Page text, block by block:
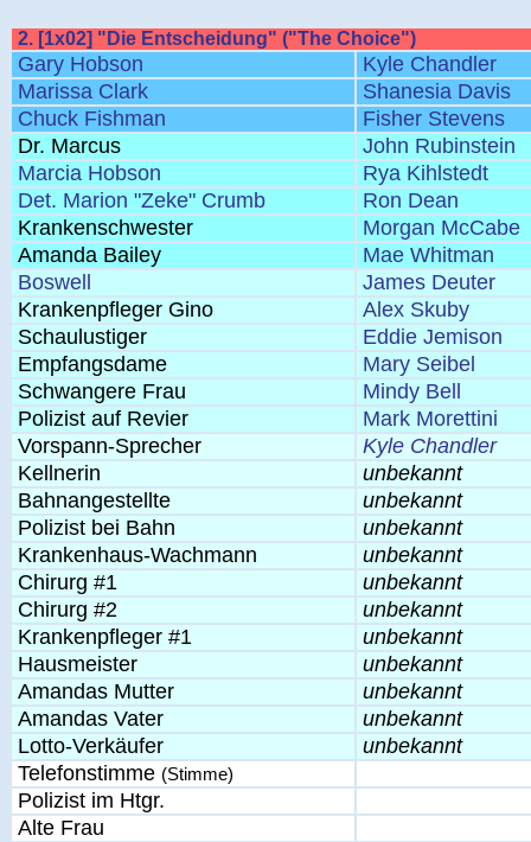
2. [1x02] "Die Entscheidung" ("The Choice")
Gary Hobson
Kyle Chandler
Marissa Clark
Shanesia Davis
Chuck Fishman
Fisher Stevens
Dr. Marcus
John Rubinstein
Marcia Hobson
Rya Kihlstedt
Det. Marion "Zeke" Crumb
Ron Dean
Krankenschwester
Morgan McCabe
Amanda Bailey
Mae Whitman
Boswell
James Deuter
Krankenpfleger Gino
Alex Skuby
Schaulustiger
Eddie Jemison
Empfangsdame
Mary Seibel
Schwangere Frau
Mindy Bell
Polizist auf Revier
Mark Morettini
Vorspann-Sprecher
Kyle Chandler
Kellnerin
unbekannt
Bahnangestellte
unbekannt
Polizist bei Bahn
unbekannt
Krankenhaus-Wachmann
unbekannt
Chirurg #1
unbekannt
Chirurg #2
unbekannt
Krankenpfleger #1
unbekannt
Hausmeister
unbekannt
Amandas Mutter
unbekannt
Amandas Vater
unbekannt
Lotto-Verkäufer
unbekannt
Telefonstimme (Stimme)
Polizist im Htgr.
Alte Frau